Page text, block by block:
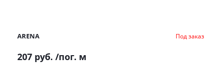
ARENA Под заказ
207 руб. /пог. м